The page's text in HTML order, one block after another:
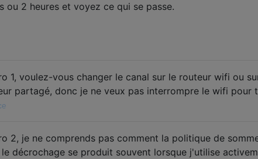
ou 2 heures et voyez ce qui se passe.
1, voulez-vous changer le canal sur le routeur wifi ou
partagé, donc je ne veux pas interrompre le wifi pour
2, je ne comprends pas comment la politique de
décrochage se produit souvent lorsque j'utilise